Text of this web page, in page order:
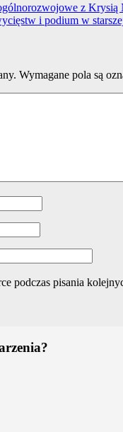
z Krysią
i podium w
Wymagane pola są
podczas pisania